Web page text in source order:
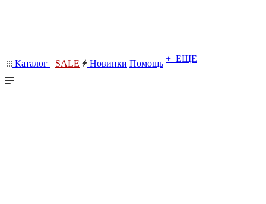
Каталог SALE Новинки Помощь + ЕЩЕ